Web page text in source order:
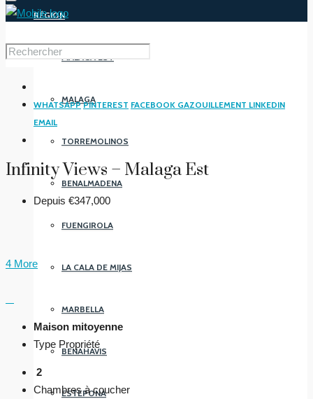
RÉGION
MALAGA EST
MALAGA
TORREMOLINOS
BENALMADENA
FUENGIROLA
LA CALA DE MIJAS
MARBELLA
BENAHAVIS
ESTEPONA
WHATSAPP PINTEREST FACEBOOK GAZOUILLEMENT LINKEDIN
EMAIL
Infinity Views – Malaga Est
Depuis €347,000
4 More
Maison mitoyenne
Type Propriété
2
Chambres à coucher